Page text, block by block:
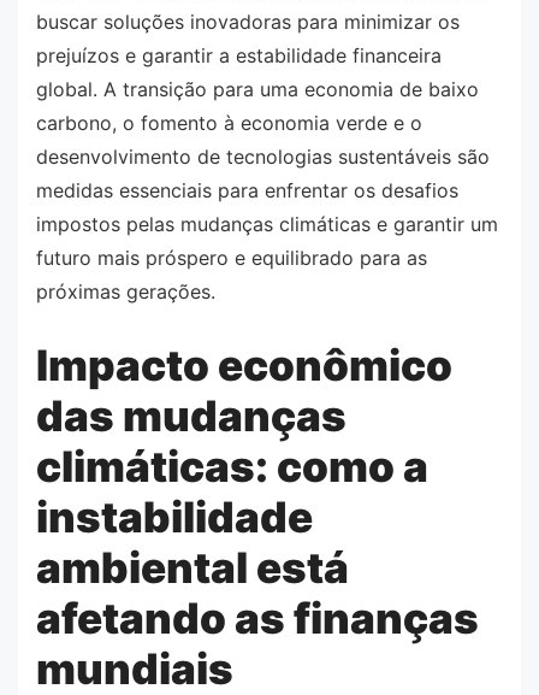
buscar soluções inovadoras para minimizar os
prejuízos e garantir a estabilidade financeira
global. A transição para uma economia de baixo
carbono, o fomento à economia verde e o
desenvolvimento de tecnologias sustentáveis são
medidas essenciais para enfrentar os desafios
impostos pelas mudanças climáticas e garantir um
futuro mais próspero e equilibrado para as
próximas gerações.
Impacto econômico
das mudanças
climáticas: como a
instabilidade
ambiental está
afetando as finanças
mundiais